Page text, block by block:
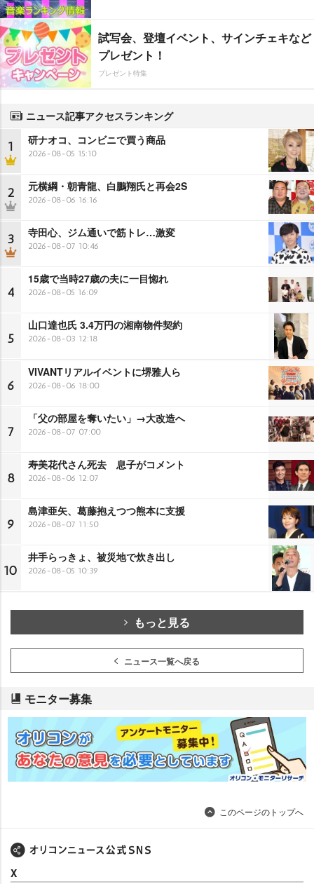
試写会、登壇イベント、サインチェキなど
プレゼント！
プレゼント特集
ニュース記事アクセスランキング
1 研ナオコ、コンビニで買う商品
2026-08-05 15:10
2 元横綱・朝青龍、白鵬翔氏と再会2S
2026-08-06 16:16
3 寺田心、ジム通いで筋トレ…激変
2026-08-07 10:46
4
15歳で当時27歳の夫に一目惚れ
2026-08-05 16:09
5
山口達也氏 3.4万円の湘南物件契約
2026-08-03 12:18
6
VIVANTリアルイベントに堺雅人ら
2026-08-06 18:00
7
「父の部屋を奪いたい」→大改造へ
2026-08-07 07:00
8
寿美花代さん死去 息子がコメント
2026-08-06 12:07
9
島津亜矢、葛藤抱えつつ熊本に支援
2026-08-07 11:50
10
井手らっきょ、被災地で炊き出し
2026-08-05 10:39
もっと見る
ニュース一覧へ戻る
モニター募集
このページのトップへ
X